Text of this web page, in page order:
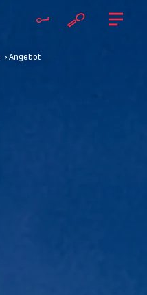
> Angebot